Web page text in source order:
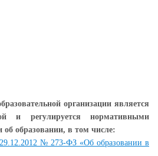
организации является
и регулируется нормативными
образовании, в том числе:
№ 273-ФЗ «Об образовании в